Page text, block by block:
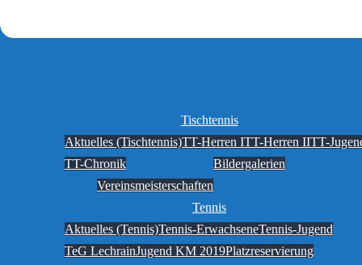
Tischtennis
Aktuelles (Tischtennis)TT-Herren ITT-Herren IITT-
TT-Chronik
Vereinsmeisterschaften
Bildergalerien
Tennis
Aktuelles (Tennis)Tennis-ErwachseneTennis-Jugend
TeG LechrainJugend KM 2019Platzreservierung